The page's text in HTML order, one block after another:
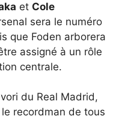
et Cole
sera le numéro
que Foden arborera
assigné à un rôle
centrale.
du Real Madrid,
recordman de tous